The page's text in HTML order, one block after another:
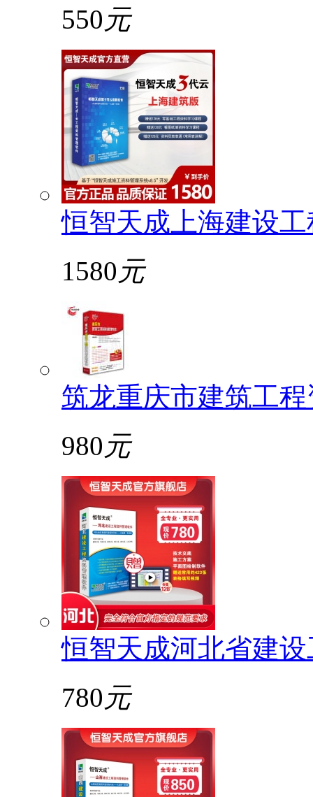
550 元
恒智天成上海建设
1580 元
筑龙重庆市建筑工
980 元
恒智天成河北省建
780 元